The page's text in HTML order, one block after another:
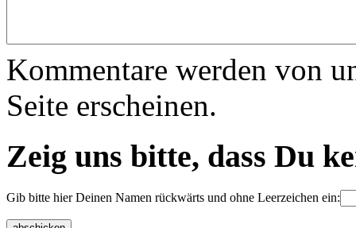
Kommentare werden von
Seite erscheinen.
Zeig uns bitte, dass Du
Gib bitte hier Deinen Namen rückwärts und ohne Leerzeichen ein: